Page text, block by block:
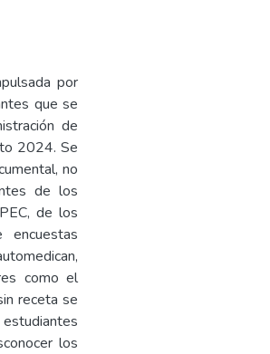
por
que se
de
2024. Se
no
de los
de los
como el
receta se
los